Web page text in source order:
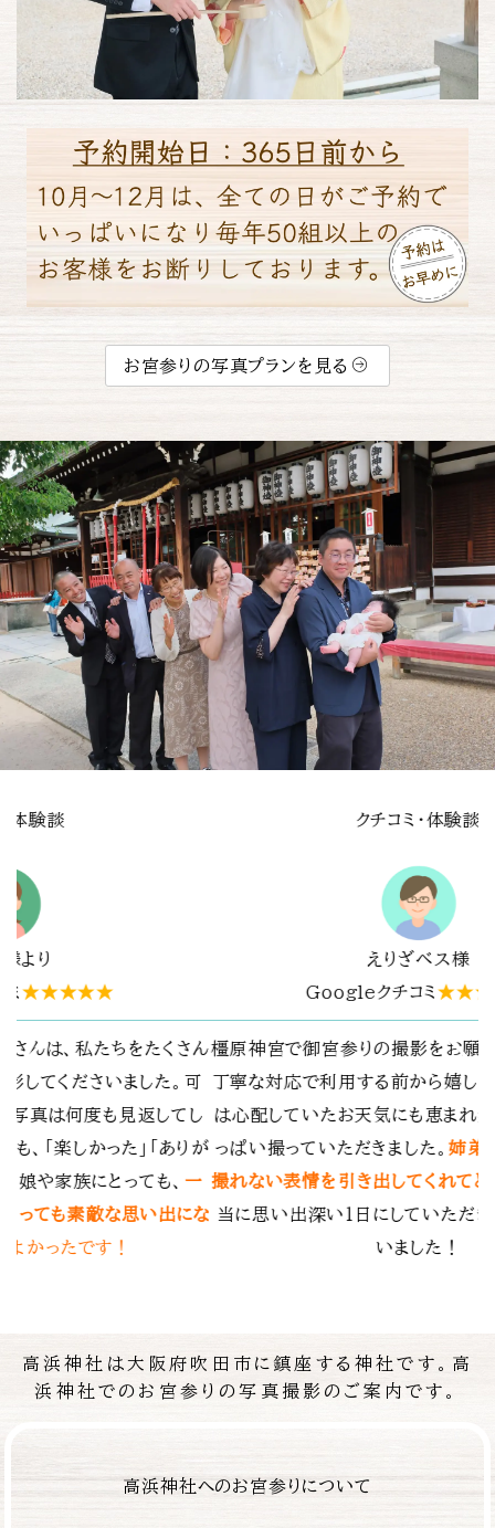
お宮参りの写真プランを見る
験談
様
願いしました。とても
しく思っており、当日
れ素敵なお写真をい
姉弟の写真も、親では
てとても満足です。本
き、ありがとうござ
クチコミ・体験談
mine O様
Googleクチコミ
はじめて利用させていただきました。
を出せるように自然な感じを撮影して
楽しかったです。
あと、暑い日だったのですが、うちわ
てもらったり、お心遣いも嬉しかった
で着物もレンタル、小物購入しましたが
含め、お値段もリーズナブルで納得の
高浜神社は大阪府吹田市に鎮座する神社です。高
浜神社でのお宮参りの写真撮影のご案内です。
高浜神社へのお宮参りについて